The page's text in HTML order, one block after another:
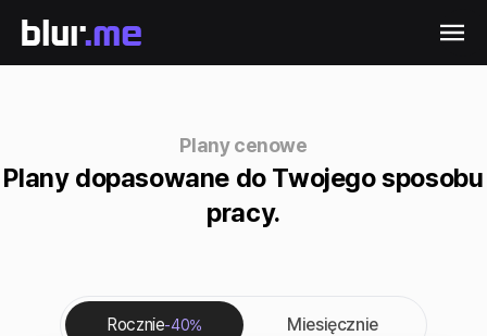
Plany cenowe
Plany dopasowane do Twojego sposobu
pracy.
Rocznie-40% Miesięcznie